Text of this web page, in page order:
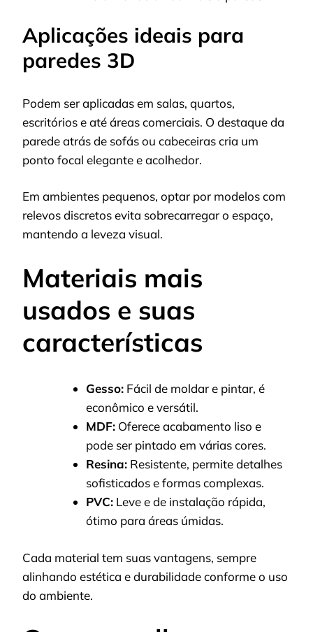
Aplicações ideais para
paredes 3D
Podem ser aplicadas em salas, quartos,
escritórios e até áreas comerciais. O destaque da
parede atrás de sofás ou cabeceiras cria um
ponto focal elegante e acolhedor.
Em ambientes pequenos, optar por modelos com
relevos discretos evita sobrecarregar o espaço,
mantendo a leveza visual.
Materiais mais
usados e suas
características
Gesso: Fácil de moldar e pintar, é
econômico e versátil.
MDF: Oferece acabamento liso e
pode ser pintado em várias cores.
Resina: Resistente, permite detalhes
sofisticados e formas complexas.
PVC: Leve e de instalação rápida,
ótimo para áreas úmidas.
Cada material tem suas vantagens, sempre
alinhando estética e durabilidade conforme o uso
do ambiente.